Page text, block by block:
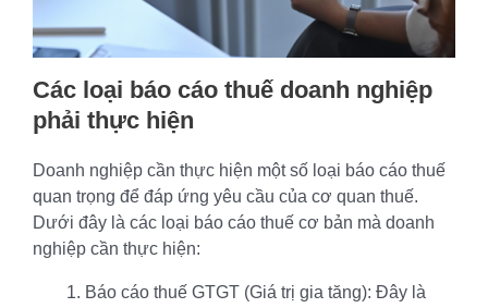
Các loại báo cáo thuế doanh nghiệp
phải thực hiện
Doanh nghiệp cần thực hiện một số loại báo cáo thuế
quan trọng để đáp ứng yêu cầu của cơ quan thuế.
Dưới đây là các loại báo cáo thuế cơ bản mà doanh
nghiệp cần thực hiện:
Báo cáo thuế GTGT (Giá trị gia tăng): Đây là